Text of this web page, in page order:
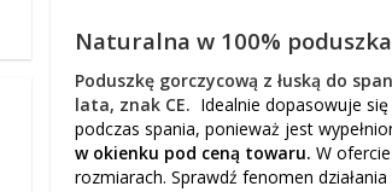
Naturalna w 100%
Poduszkęgorczycową z łuską do
lata, znak CE. Idealnie dopasowuje
podczas spania, ponieważ jest
w okienku pod ceną towaru. W
rozmiarach. Sprawdź fenomen